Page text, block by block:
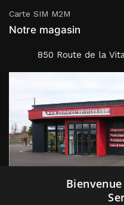
Carte SIM M2M
Notre magasin
850 Route de la
Suivez nous